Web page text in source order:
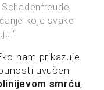
koje svake
nam prikazuje
uvučen
smrću,